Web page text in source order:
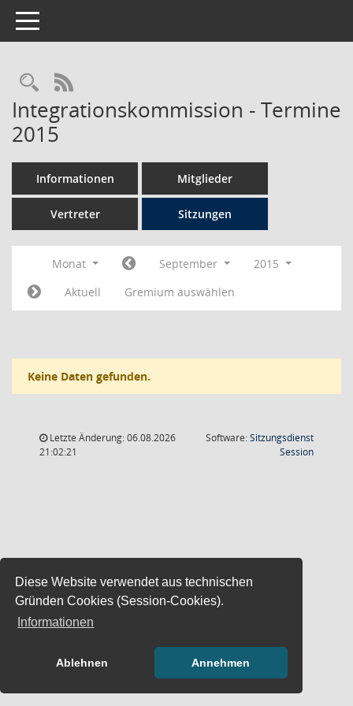
Diese Website verwendet aus technischen
Gründen Cookies (Session-Cookies).
Informationen
Ablehnen Annehmen
Toggle navigation
Rechercheauswahl
RSS-Feed
Integrationskommission - Termine
2015
Informationen Mitglieder
Vertreter Sitzungen
Monat September
2015
Aktuell
Gremium auswählen
Keine Daten gefunden.
Letzte Änderung: 06.08.2026
21:02:21
Software:Sitzungsdienst
Session(Wird in